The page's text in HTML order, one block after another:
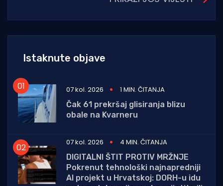
Istaknute objave
07 kol. 2026
1 MIN. ČITANJA
Čak 61 prekršaj glisiranja blizu
obale na Kvarneru
07 kol. 2026
4 MIN. ČITANJA
DIGITALNI ŠTIT PROTIV MRŽNJE
Pokrenut tehnološki najnapredniji
AI projekt u Hrvatskoj: DORH-u idu